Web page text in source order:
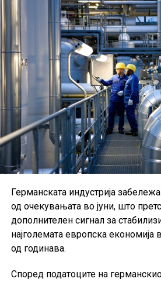
Германската индустрија
од очекувањата во јуни, што
дополнителен сигнал за
најголемата европска економија
од годинава.
Според податоците на